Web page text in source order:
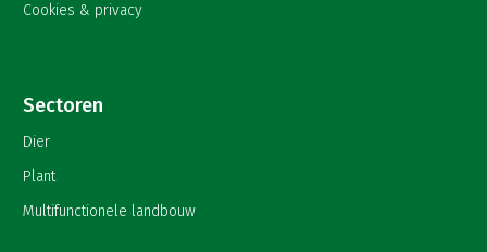
Cookies & privacy
Sectoren
Dier
Plant
Multifunctionele landbouw